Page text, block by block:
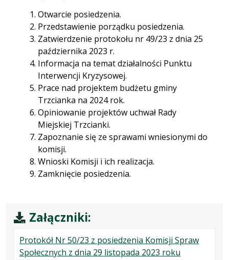
Otwarcie posiedzenia.
Przedstawienie porządku posiedzenia.
Zatwierdzenie protokołu nr 49/23 z dnia 25
października 2023 r.
Informacja na temat działalności Punktu
Interwencji Kryzysowej.
Prace nad projektem budżetu gminy
Trzcianka na 2024 rok.
Opiniowanie projektów uchwał Rady
Miejskiej Trzcianki.
Zapoznanie się ze sprawami wniesionymi do
komisji.
Wnioski Komisji i ich realizacja.
Zamknięcie posiedzenia.
Załączniki:
Protokół Nr 50/23 z posiedzenia Komisji Spraw
Społecznych z dnia 29 listopada 2023 roku